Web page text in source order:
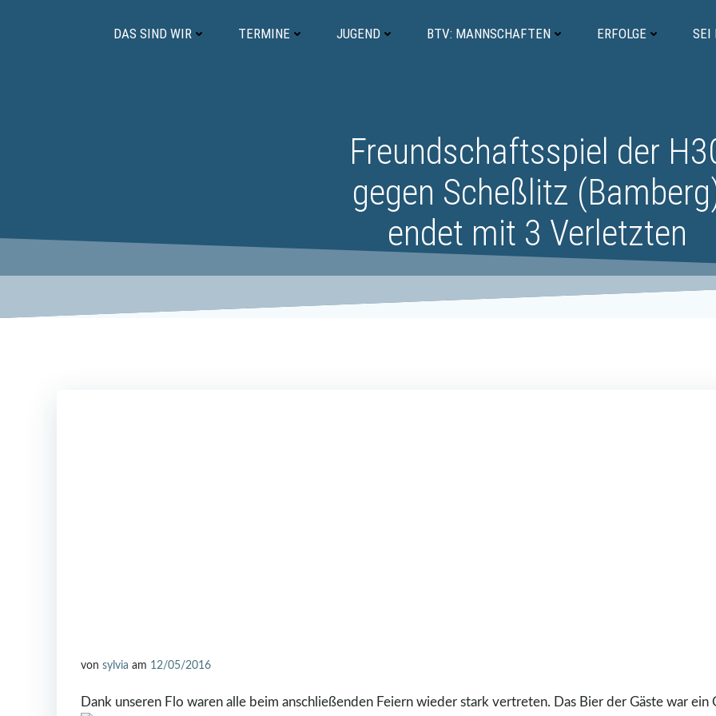
DAS SIND WIR TERMINE JUGEND BTV: MANNSCHAFTEN ERFOLGE SEI
Freundschaftsspiel der
gegen Scheßlitz
endet mit 3 Verletzten
von sylvia am 12/05/2016
Dank unseren Flo waren alle beim anschließenden Feiern wieder stark vertreten. Das Bier der Gäste war ein